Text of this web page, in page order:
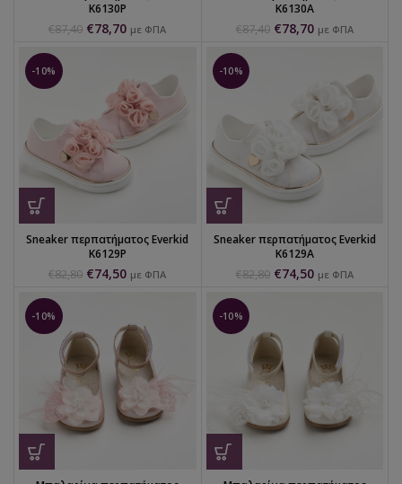
K6130P
€87,40 €78,70 με ΦΠΑ
K6130A
€87,40 €78,70 με ΦΠΑ
-10%
Sneaker περπατήματος Everkid
K6129P
€82,80 €74,50 με ΦΠΑ
-10%
Sneaker περπατήματος Everkid
K6129Α
€82,80 €74,50 με ΦΠΑ
-10% -10%